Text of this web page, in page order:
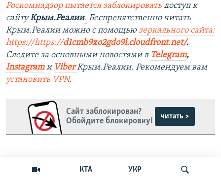
КТА УКР
Роскомнадзор пытается заблокировать доступ к
сайтуКрым.Реалии. Беспрепятственно читать
Крым.Реалии можно с помощью зеркального сайта:
https://https://d1cmb9xo2gdo9l.cloudfront.net/.
Следите за основными новостями в Telegram,
Instagramи Viber Крым.Реалии. Рекомендуем вам
установить VPN.
Сайт заблокирован?
Обойдите блокировку!
читать >